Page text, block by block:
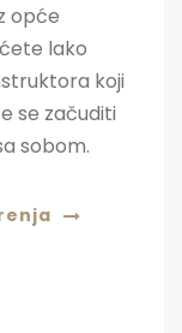
opće
lako
koji
se začuditi
sobom.